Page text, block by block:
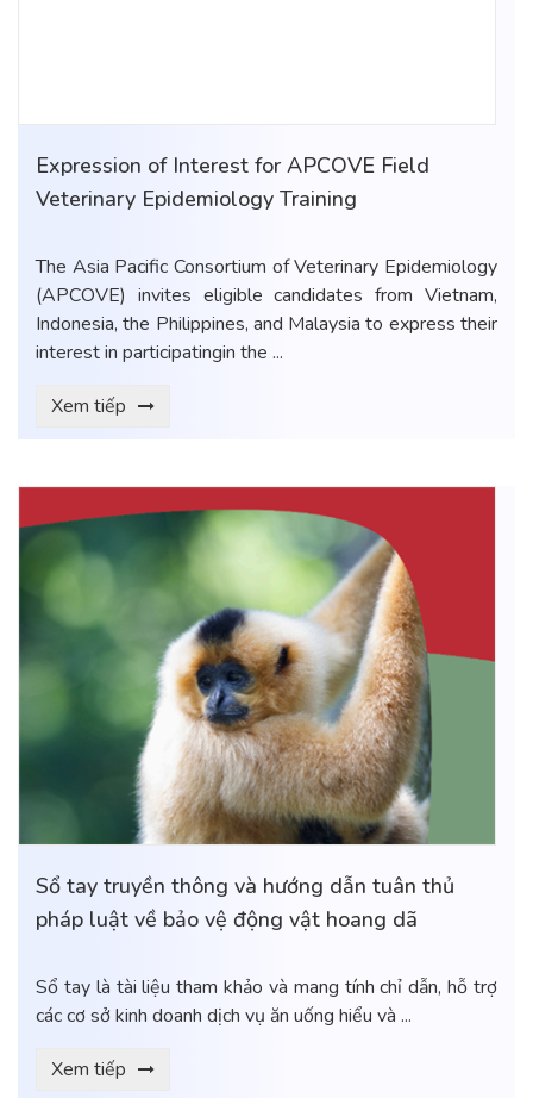
Expression of Interest for APCOVE Field
Veterinary Epidemiology Training
The Asia Pacific Consortium of Veterinary Epidemiology
(APCOVE) invites eligible candidates from Vietnam,
Indonesia, the Philippines, and Malaysia to express their
interest in participatingin the ...
Xem tiếp
Sổ tay truyền thông và hướng dẫn tuân thủ
pháp luật về bảo vệ động vật hoang dã
Sổ tay là tài liệu tham khảo và mang tính chỉ dẫn, hỗ trợ
các cơ sở kinh doanh dịch vụ ăn uống hiểu và ...
Xem tiếp